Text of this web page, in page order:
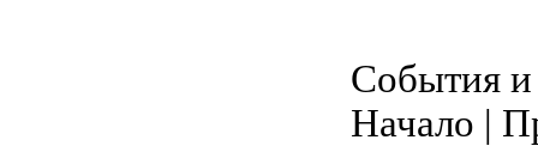
События и
Начало |